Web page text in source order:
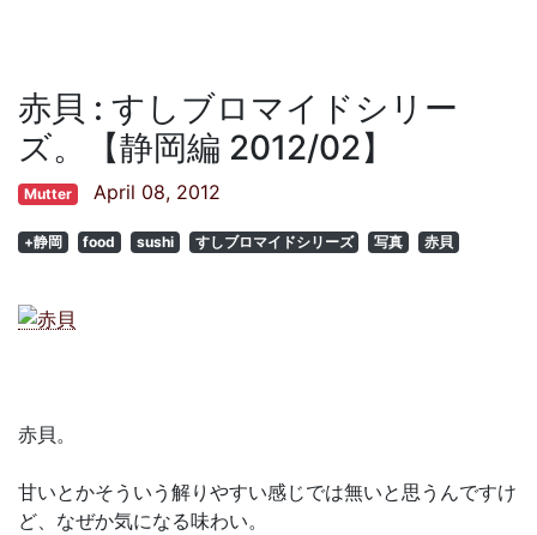
赤貝 : すしブロマイドシリー
ズ。【静岡編 2012/02】
Mutter April 08, 2012
+静岡 food sushi すしブロマイドシリーズ 写真 赤貝
赤貝。
甘いとかそういう解りやすい感じでは無いと思うんですけ
ど、なぜか気になる味わい。